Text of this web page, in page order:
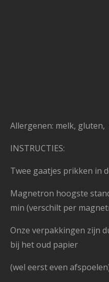
Allergenen: melk,
INSTRUCTIES:
Twee gaatjes prikken in
Magnetron hoogste
min (verschilt per
Onze verpakkingen zijn
bij het oud papier
(wel eerst even